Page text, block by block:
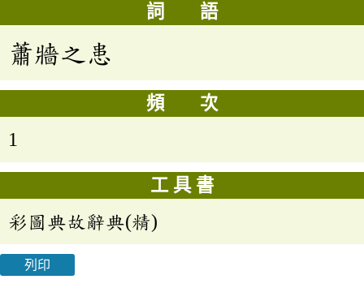
詞 語
蕭牆之患
頻 次
1
工 具 書
彩圖典故辭典(精)
列印